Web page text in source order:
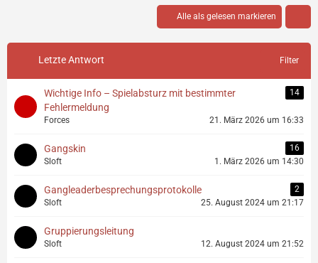
Alle als gelesen markieren
Letzte Antwort Filter
Wichtige Info – Spielabsturz mit bestimmter
Fehlermeldung
14
Forces 21. März 2026 um 16:33
Gangskin
16
Sloft
1. März 2026 um 14:30
Gangleaderbesprechungsprotokolle
2
Sloft
25. August 2024 um 21:17
Gruppierungsleitung
Sloft 12. August 2024 um 21:52